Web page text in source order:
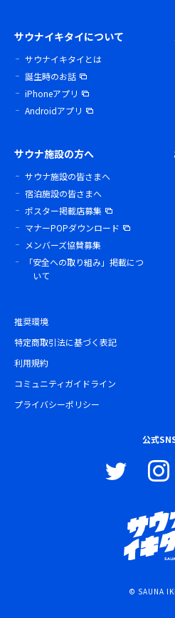
サウナイキタイについて
サウナイキタイとは
誕生時のお話
iPhoneアプリ
Androidアプリ
サウナ施設の方へ
サウナ施設の皆さまへ
宿泊施設の皆さまへ
ポスター掲載店募集
マナーPOPダウンロード
メンバーズ協賛募集
「安全への取り組み」掲載につ
いて
推奨環境
特定商取引法に基づく表記
利用規約
コミュニティガイドライン
プライバシーポリシー
公式
© SAUNA